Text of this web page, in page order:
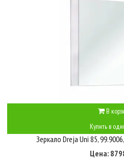
В
Купить в
Зеркало Dreja Uni 85,
Цена: